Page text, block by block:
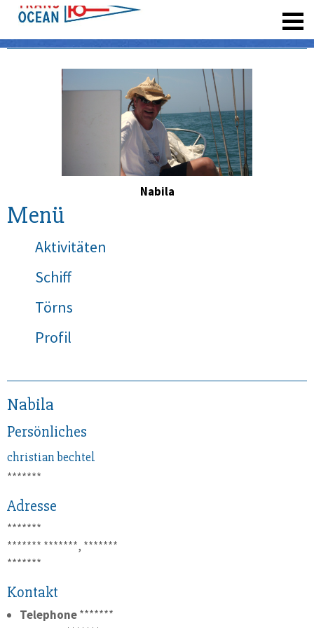
Nabila
Menü
Aktivitäten
Schiff
Törns
Profil
Nabila
Persönliches
christianbechtel
*******
Adresse
*******
******* *******, *******
*******
Kontakt
Telephone*******